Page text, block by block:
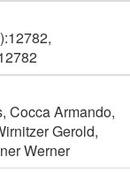
Cocca Armando,
Gerold,
Werner